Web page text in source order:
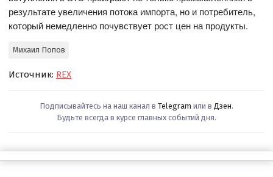
результате увеличения потока импорта, но и потребитель,
который немедленно почувствует рост цен на продукты.
Михаил Попов
Источник: REX
Подписывайтесь на наш канал в Telegram или в Дзен.
Будьте всегда в курсе главных событий дня.